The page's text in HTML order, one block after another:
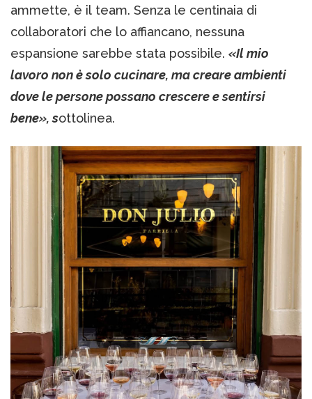
ammette, è il team. Senza le centinaia di
collaboratori che lo affiancano, nessuna
espansione sarebbe stata possibile. «Il mio
lavoro non è solo cucinare, ma creare ambienti
dove le persone possano crescere e sentirsi
bene», sottolinea.